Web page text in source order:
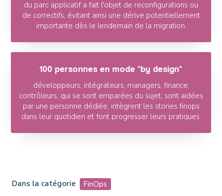
du parc applicatif a fait l'objet de reconfigurations ou
de correctifs, évitant ainsi une dérive potentiellement
importante dès le lendemain de la migration.
100 personnes en mode "by design"
développeurs, intégrateurs, managers, finance,
contrôleurs, qui se sont emparées du sujet, sont aidées
par une personne dédiée, intègrent les stories finops
dans leur quotidien et font progresser leurs pratiques.
Dans la catégorie FinOps